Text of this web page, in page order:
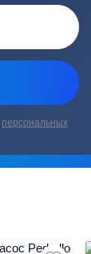
персональных